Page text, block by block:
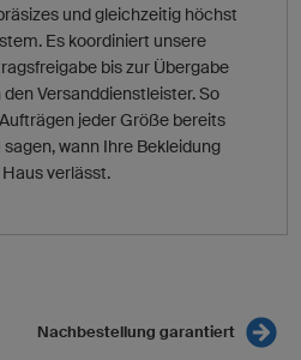
und gleichzeitig höchst
Es koordiniert unsere
bis zur Übergabe
Versanddienstleister. So
jeder Größe bereits
wann Ihre Bekleidung
verlässt.
Nachbestellung garantiert